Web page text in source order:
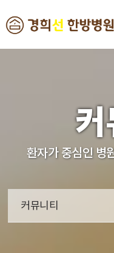
커
환자가 중심인 병
커뮤니티